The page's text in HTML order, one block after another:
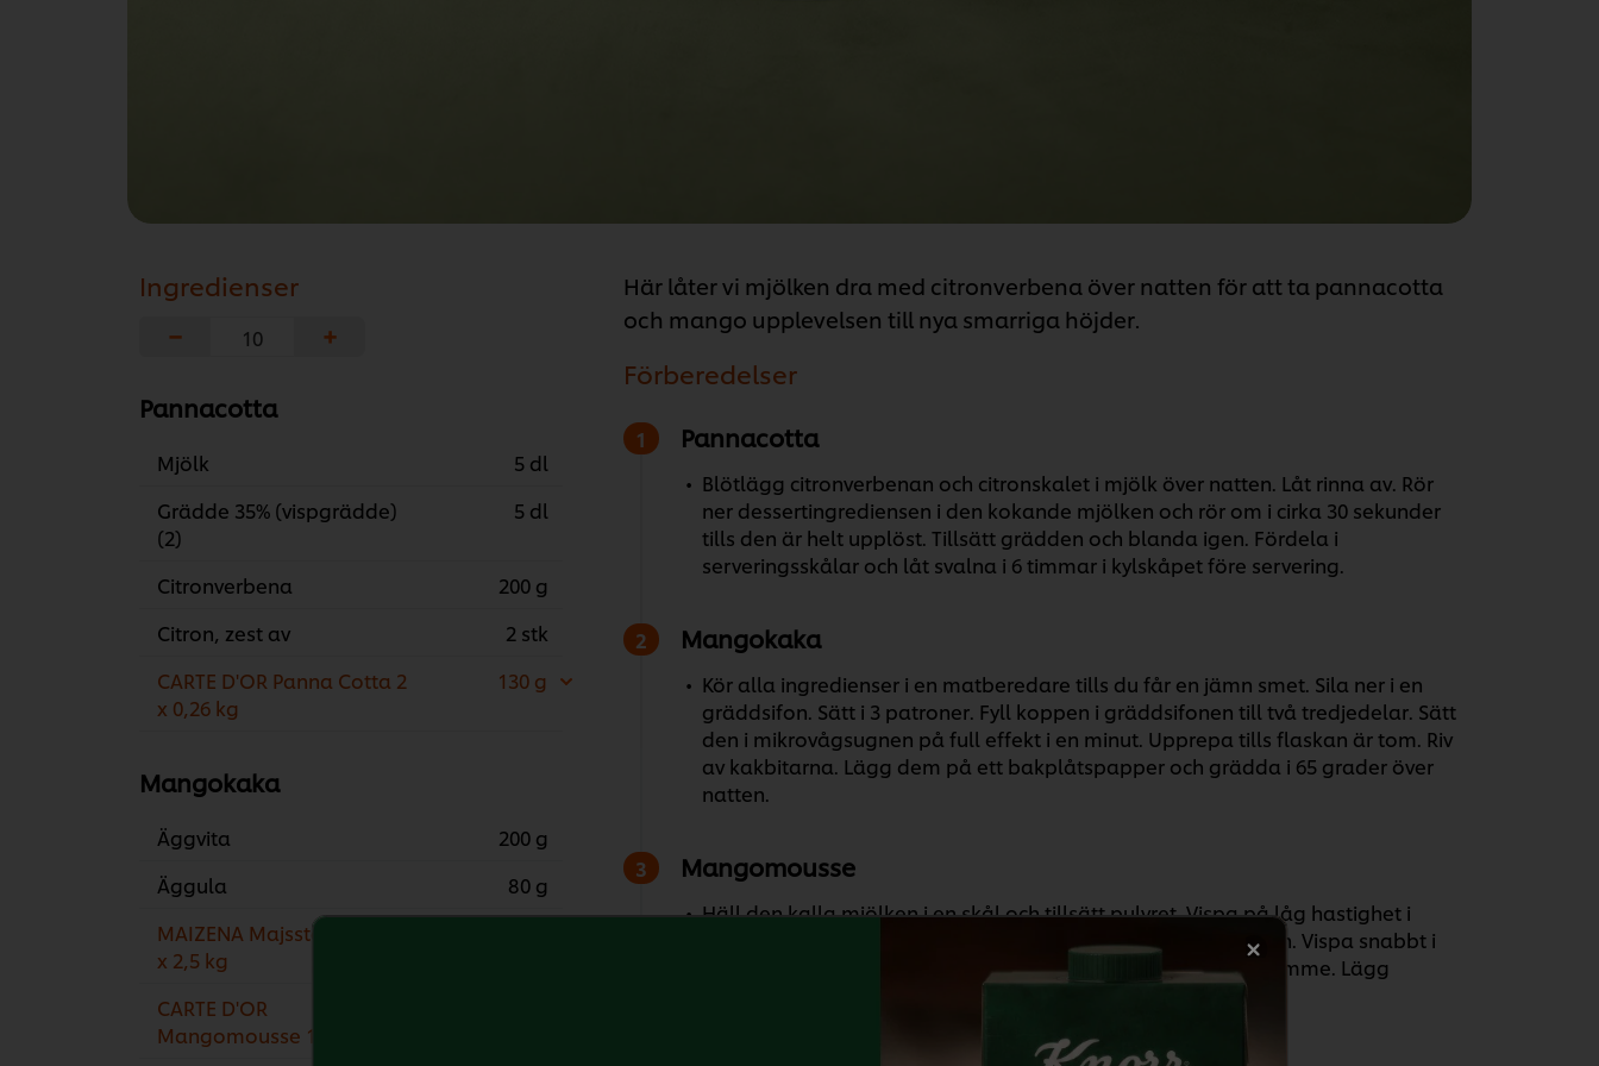
Ingredienser
−
+
Pannacotta
Mjölk
5 dl
Grädde 35% (vispgrädde)
(2)
5 dl
Citronverbena
200 g
Citron, zest av
2 stk
CARTE D'OR Panna Cotta 2
x 0,26 kg
130 g
Mangokaka
Äggvita
200 g
Äggula
80 g
MAIZENA Majsstärkelse 4
x 2,5 kg
CARTE D'OR
Mangomousse 1 x 1,52 kg
Här låter vi mjölken dra med citronverbena över natten för att ta pannacotta
och mango upplevelsen till nya smarriga höjder.
Förberedelser
Pannacotta
Blötlägg citronverbenan och citronskalet i mjölk över natten. Låt rinna av. Rör
ner dessertingrediensen i den kokande mjölken och rör om i cirka 30 sekunder
tills den är helt upplöst. Tillsätt grädden och blanda igen. Fördela i
serveringsskålar och låt svalna i 6 timmar i kylskåpet före servering.
Mangokaka
Kör alla ingredienser i en matberedare tills du får en jämn smet. Sila ner i en
gräddsifon. Sätt i 3 patroner. Fyll koppen i gräddsifonen till två tredjedelar. Sätt
den i mikrovågsugnen på full effekt i en minut. Upprepa tills flaskan är tom. Riv
av kakbitarna. Lägg dem på ett bakplåtspapper och grädda i 65 grader över
natten.
Mangomousse
Häll den kalla mjölken i en skål och tillsätt pulvret. Vispa på låg hastighet i
cirka 2 minuter tills pulvret har blandats ut jämnt med vätskan. Vispa snabbt i
cirka 5 minuter tills moussen är fluffig. Låt moussen vila i en timme. Lägg